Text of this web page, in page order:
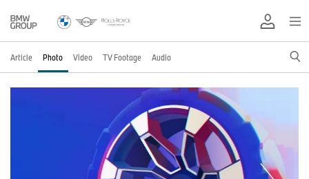
Article Photo Video TV Footage Audio